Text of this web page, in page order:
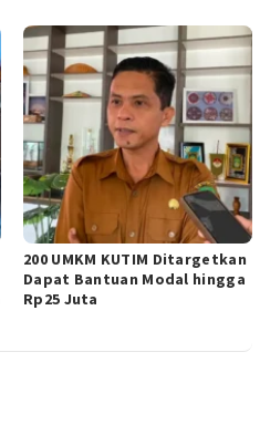
200 UMKM KUTIM Ditargetkan
Dapat Bantuan Modal hingga
Rp25 Juta